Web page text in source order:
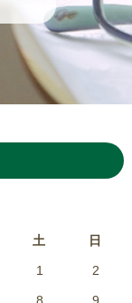
土 日
1 2